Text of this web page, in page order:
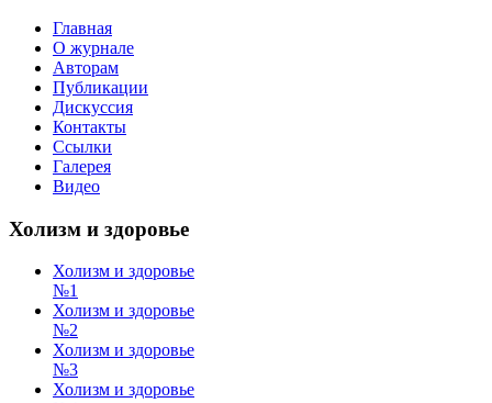
Главная
О журнале
Авторам
Публикации
Дискуссия
Контакты
Ссылки
Галерея
Видео
Холизм и здоровье
Холизм и здоровье
№1
Холизм и здоровье
№2
Холизм и здоровье
№3
Холизм и здоровье